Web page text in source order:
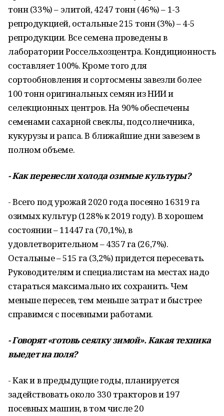
тонн (33%) – элитой, 4247 тонн (46%) – 1-3
репродукцией, остальные 215 тонн (3%) – 4-5
репродукции. Все семена проведены в
лаборатории Россельхозцентра. Кондиционность
составляет 100%. Кроме того для
сортообновления и сортосмены завезли более
100 тонн оригинальных семян из НИИ и
селекционных центров. На 90% обеспечены
семенами сахарной свеклы, подсолнечника,
кукурузы и рапса. В ближайшие дни завезем в
полном объеме.
- Как перенесли холода озимые культуры?
- Всего под урожай 2020 года посеяно 16319 га
озимых культур (128% к 2019 году). В хорошем
состоянии – 11447 га (70,1%), в
удовлетворительном – 4357 га (26,7%).
Остальные – 515 га (3,2%) придется пересевать.
Руководителям и специалистам на местах надо
стараться максимально их сохранить. Чем
меньше пересев, тем меньше затрат и быстрее
справимся с посевными работами.
- Говорят «готовь сеялку зимой». Какая техника
выедет на поля?
- Как и в предыдущие годы, планируется
задействовать около 330 тракторов и 197
посевных машин, в том числе 20